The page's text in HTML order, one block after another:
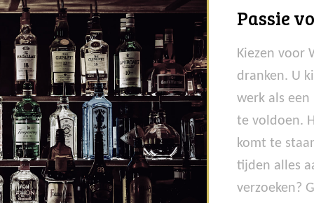
Passie
Kiezen voor
dranken. U
werk als
te voldoen.
komt te
tijden alles
verzoeken?